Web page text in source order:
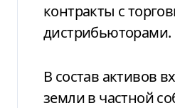
контракты с
дистрибьюторами.
В состав активов
земли в частной